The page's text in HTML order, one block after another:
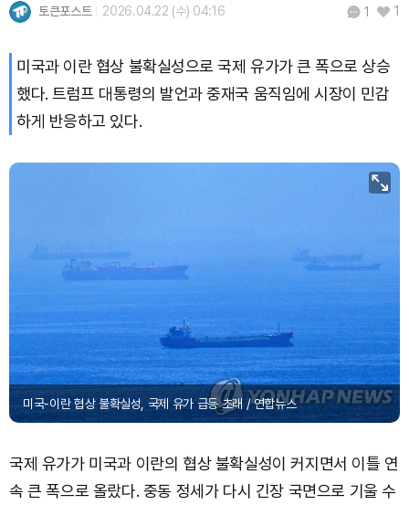
토큰포스트 2026.04.22 (수) 04:16 1 1
미국과 이란 협상 불확실성으로 국제 유가가 큰 폭으로 상승
했다. 트럼프 대통령의 발언과 중재국 움직임에 시장이 민감
하게 반응하고 있다.
미국-이란 협상 불확실성, 국제 유가 급등 초래 / 연합뉴스
국제 유가가 미국과 이란의 협상 불확실성이 커지면서 이틀 연
속 큰 폭으로 올랐다. 중동 정세가 다시 긴장 국면으로 기울 수